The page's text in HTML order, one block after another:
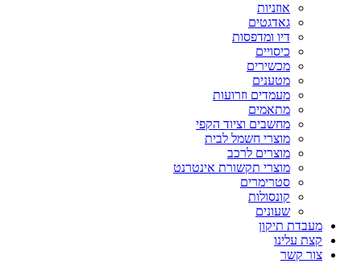
אוזניות
גאדגטים
דיו ומדפסות
כיסויים
מכשירים
מטענים
מעמדים וזרועות
מתאמים
מחשבים וציוד הקפי
מוצרי חשמל לבית
מוצרים לרכב
מוצרי תקשורת אינטרנט
סטרימרים
קונסולות
שעונים
מעבדת תיקון
קצת עלינו
צור קשר